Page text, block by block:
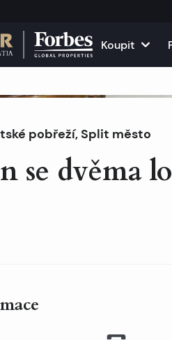
Koupit
Domy a vily
Apartmány
Pozemky
Všechny
Domy a
pobřeží,Split město
se dvěma